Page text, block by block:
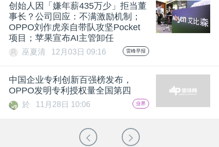
创始人因「嫌年薪435万少」拒当董
事长？公司回应：不满激励机制；
OPPO刘作虎亲自带队攻坚Pocket
项目；苹果宣布AI主管卸任
巫夏清 12月03日 09:16 雷峰早报
中国企业专利创新百强榜发布，
OPPO发明专利授权量全国第四
於 11月28日 10:06 业界